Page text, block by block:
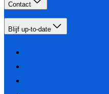
Contact
Blijf up-to-date